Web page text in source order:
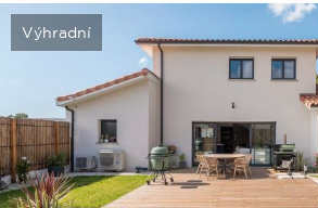
Výhradní